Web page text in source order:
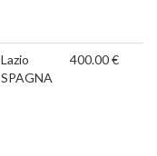
Lazio
SPAGNA
400.00 €